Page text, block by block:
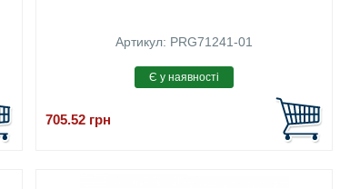
Артикул: PRG71241-01
705.52 грн